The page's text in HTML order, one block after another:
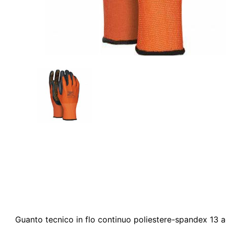
Guanto tecnico in flo continuo poliestere-spandex 13